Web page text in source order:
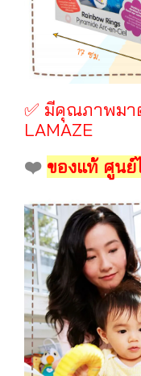
✅ มีคุณภาพมา
LAMAZE
❤️ ของแท้ ศูนย์